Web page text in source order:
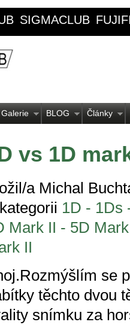
SIGMACLUB
Galerie BLOG Články
vs 1D
a Michal
1D - 1Ds
Mark II - 5D
II
se
těchto dvou
snímku za